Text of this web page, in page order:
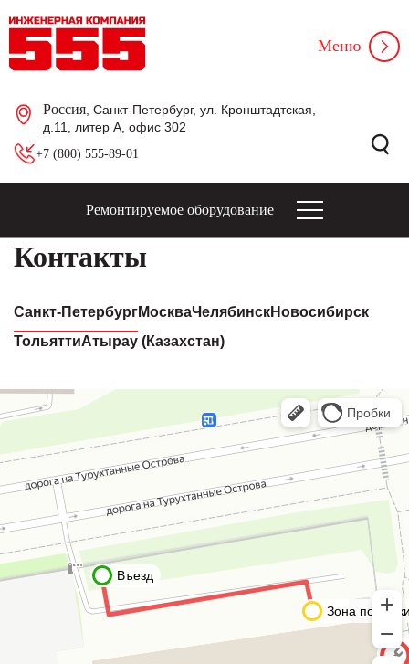
Россия , Санкт-Петербург, ул. Кронштадтская,
д.11, литер А, офис 302
+7 (800) 555-89-01
Меню
Ремонтируемое оборудование
Контакты
Санкт-ПетербургМоскваЧелябинскНовосибирск
ТольяттиАтырау (Казахстан)